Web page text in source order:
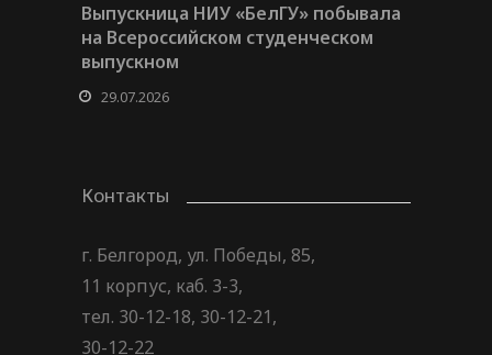
Выпускница НИУ «БелГУ» побывала
на Всероссийском студенческом
выпускном
29.07.2026
Контакты
г. Белгород, ул. Победы, 85,
11 корпус, каб. 3-3,
тел. 30-12-18, 30-12-21,
30-12-22